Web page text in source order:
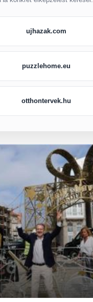
ujhazak.com
puzzlehome.eu
otthontervek.hu